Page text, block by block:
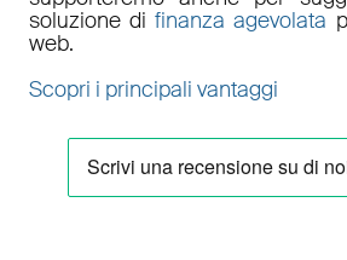
soluzione difinanza agevolata
web.
Scopri i principali vantaggi